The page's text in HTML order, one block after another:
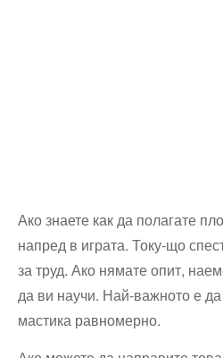
Ако знаете как да полагате
напред в играта. Току-що
за труд. Ако нямате опит,
да ви научи. Най-важното е
мастика равномерно.